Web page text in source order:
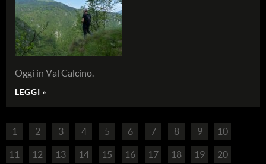
Oggi in Val Calcino.
LEGGI »
1 2 3 4 5 6 7 8 9 10
11 12 13 14 15 16 17 18 19 20